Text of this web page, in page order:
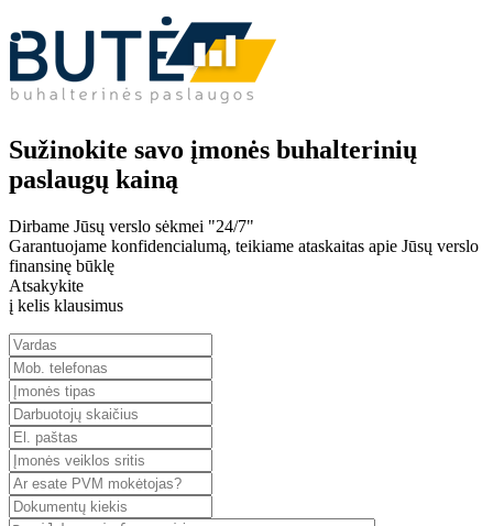
Sužinokite savo įmonės buhalterinių
paslaugų kainą
Dirbame Jūsų verslo sėkmei "24/7"
Garantuojame konfidencialumą, teikiame ataskaitas apie Jūsų verslo
finansinę būklę
Atsakykite
į kelis klausimus